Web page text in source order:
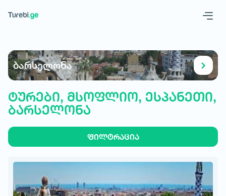
ბარსელონა
ტურები, მსოფლიო, ესპანეთი,
ბარსელონა
ფილტრაცია